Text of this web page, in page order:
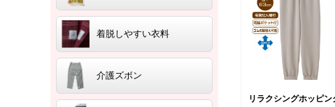
着脱しやすい衣料
介護ズボン
リラクシングホッピン